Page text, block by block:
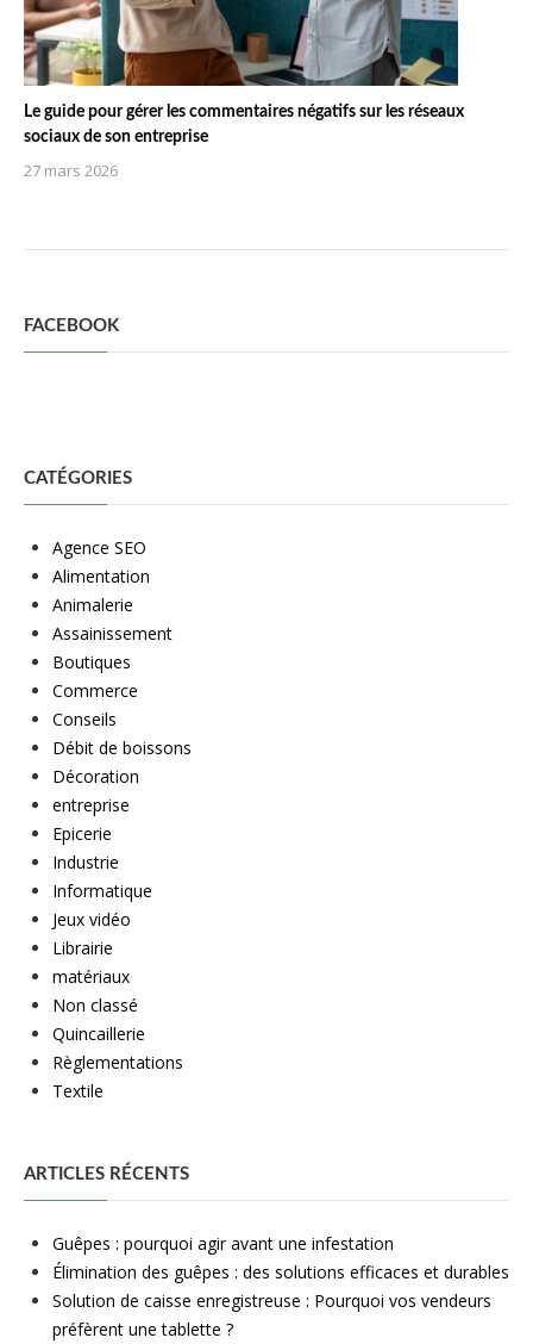
Le guide pour gérer les commentaires négatifs sur les réseaux
sociaux de son entreprise
27 mars 2026
FACEBOOK
CATÉGORIES
Agence SEO
Alimentation
Animalerie
Assainissement
Boutiques
Commerce
Conseils
Débit de boissons
Décoration
entreprise
Epicerie
Industrie
Informatique
Jeux vidéo
Librairie
matériaux
Non classé
Quincaillerie
Règlementations
Textile
ARTICLES RÉCENTS
Guêpes : pourquoi agir avant une infestation
Élimination des guêpes : des solutions efficaces et durables
Solution de caisse enregistreuse : Pourquoi vos vendeurs
préfèrent une tablette ?